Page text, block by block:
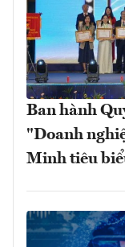
Ban hành
"Doanh
Minh tiêu